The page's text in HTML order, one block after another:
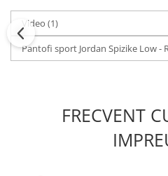
Video (1)
Pantofi sport Jordan Spizike Low -
FRECVENT